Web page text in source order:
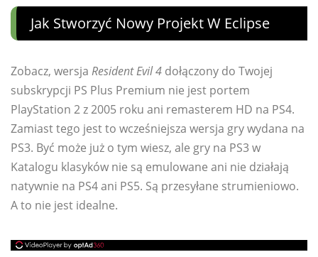
Jak Stworzyć Nowy Projekt W Eclipse
Zobacz, wersja Resident Evil 4 dołączony do Twojej
subskrypcji PS Plus Premium nie jest portem
PlayStation 2 z 2005 roku ani remasterem HD na PS4.
Zamiast tego jest to wcześniejsza wersja gry wydana na
PS3. Być może już o tym wiesz, ale gry na PS3 w
Katalogu klasyków nie są emulowane ani nie działają
natywnie na PS4 ani PS5. Są przesyłane strumieniowo.
A to nie jest idealne.